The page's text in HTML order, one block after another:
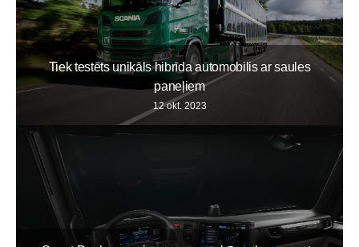
Tiek testēts unikāls hibrīda automobilis ar saules
paneļiem
12 okt. 2023